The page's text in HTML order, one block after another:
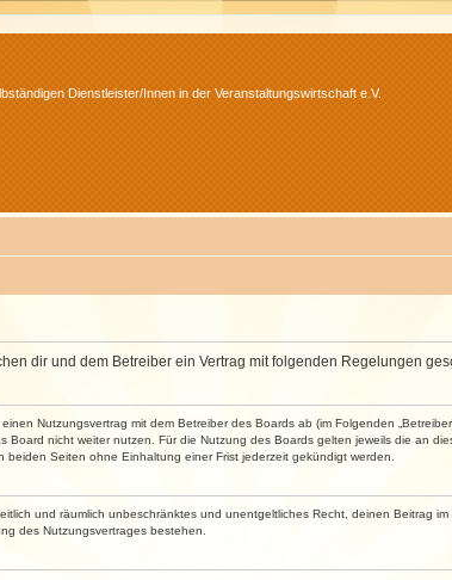
Dienstleister/Innen in der Veranstaltungswirtschaft e.V.
dir und dem Betreiber ein Vertrag mit folgenden Regelungen
Nutzungsvertrag mit dem Betreiber des Boards ab (im Folgenden
nicht weiter nutzen. Für die Nutzung des Boards gelten jeweils die an
Seiten ohne Einhaltung einer Frist jederzeit gekündigt werden.
und räumlich unbeschränktes und unentgeltliches Recht, deinen Beitrag im
des Nutzungsvertrages bestehen.